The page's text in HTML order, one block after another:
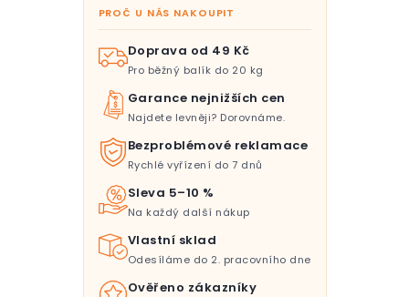
PROČ U NÁS NAKOUPIT
Doprava od 49 Kč
Pro běžný balík do 20 kg
Garance nejnižších cen
Najdete levněji? Dorovnáme.
Bezproblémové reklamace
Rychlé vyřízení do 7 dnů
Sleva 5–10 %
Na každý další nákup
Vlastní sklad
Odesíláme do 2. pracovního dne
Ověřeno zákazníky